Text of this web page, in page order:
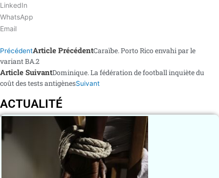
LinkedIn
WhatsApp
Email
PrécédentArticle PrécédentCaraïbe. Porto Rico envahi par le
variant BA.2
Article SuivantDominique. La fédération de football inquiète du
coût des tests antigènesSuivant
ACTUALITÉ